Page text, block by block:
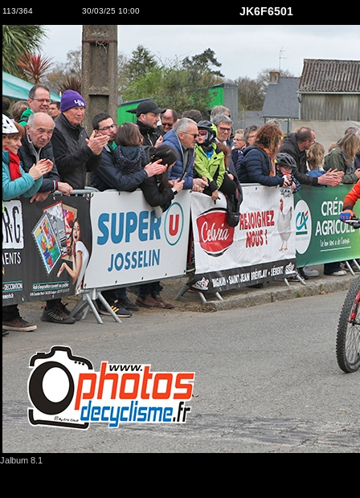
113/364 30/03/25 10:00 JK6F6501
Jalbum 8.1